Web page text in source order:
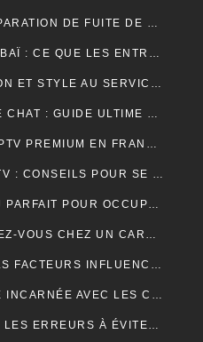
LES AVANTAGES D’UNE RÉPARATION DE FUITE DE TOITURE EN URGENCE
COMPRENDRE LA TVA À DUBAÏ : CE QUE LES ENTREPRISES DOIVENT SAVOIR
LA CRÉDENCE : PROTECTION ET STYLE AU SERVICE DE VOTRE INTÉRIEUR
COMMENT NOURRIR VOTRE CHAT : GUIDE ULTIME SUR LA NUTRITION ADAPTÉE ET OPTIMALE
MEILLEUR FOURNISSEUR IPTV PREMIUM EN FRANCE : UNE EXPÉRIENCE TÉLÉVISUELLE SUR MESURE
TROUVER LE MEILLEUR IPTV : CONSEILS POUR SE RETROUVER PLUS FACILEMENT
SPIDER SOLITAIRE : LE JEU PARFAIT POUR OCCUPER VOTRE TEMPS LIBRE ET STIMULER VOTRE CERVEAU !
COMMENT AVOIR UN RENDEZ-VOUS CHEZ UN CARDIOLOGUE À FÈS ?
GAZ HILARANT PRIX : QUELS FACTEURS INFLUENCENT SON COÛT ET OÙ LE TROUVER AU MEILLEUR TARIF ?
DÉCOUVREZ LA SIMPLICITÉ INCARNÉE AVEC LES CRÉDENCES DE CUISINE EFFET MARBRE
BAGAGE PROFESSIONNEL : LES ERREURS À ÉVITER POUR UN LOOK RAFFINÉ